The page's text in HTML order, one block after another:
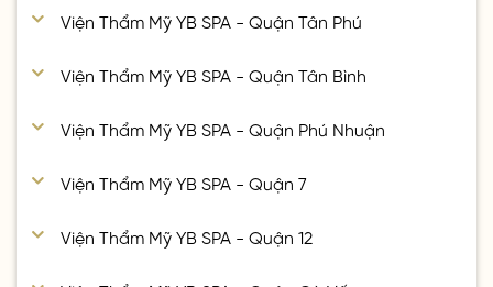
Viện Thẩm Mỹ YB SPA - Quận Tân Phú
Viện Thẩm Mỹ YB SPA - Quận Tân Bình
Viện Thẩm Mỹ YB SPA - Quận Phú Nhuận
Viện Thẩm Mỹ YB SPA - Quận 7
Viện Thẩm Mỹ YB SPA - Quận 12